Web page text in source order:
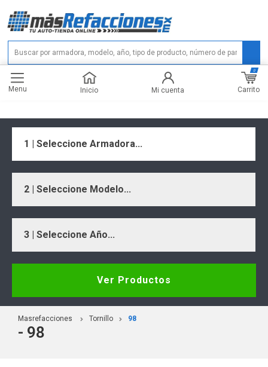
Menu Inicio Mi cuenta Carrito
0
1 | Seleccione Armadora...
2 | Seleccione Modelo...
3 | Seleccione Año...
Ver Productos
Masrefacciones Tornillo 98
- 98